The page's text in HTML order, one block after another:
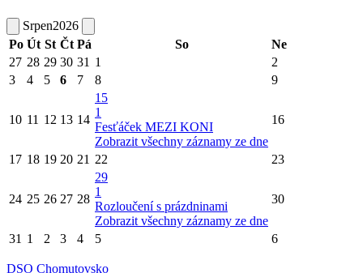
Srpen2026
Po Út St Čt Pá So
Ne
27 28 29 30 31 1
2
3
4 5 6 7 8 9
10 11 12 13 14
15
1
Fesťáček MEZI KONI
Zobrazit všechny záznamy ze dne
16
17 18 19 20 21 22 23
24 25 26 27 28
29
1
Rozloučení s prázdninami
Zobrazit všechny záznamy ze dne
30
31 1 2 3 4 5 6
DSO Chomutovsko